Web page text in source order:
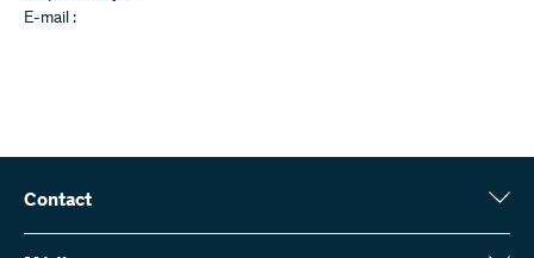
E-mail :
Contact
Fonds national suisse (FNS)